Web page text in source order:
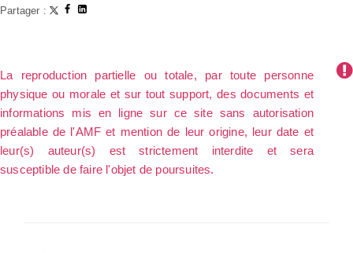
Partager :
La reproduction partielle ou totale, par toute personne
physique ou morale et sur tout support, des documents et
informations mis en ligne sur ce site sans autorisation
préalable de l'AMF et mention de leur origine, leur date et
leur(s) auteur(s) est strictement interdite et sera
susceptible de faire l'objet de poursuites.